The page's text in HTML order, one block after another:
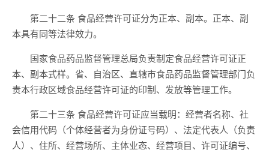
第二十二条 食品经营许可证分为正本、副本。正本、副
本具有同等法律效力。
国家食品药品监督管理总局负责制定食品经营许可证正
本、副本式样。省、自治区、直辖市食品药品监督管理部门负
责本行政区域食品经营许可证的印制、发放等管理工作。
第二十三条 食品经营许可证应当载明：经营者名称、社
会信用代码（个体经营者为身份证号码）、法定代表人（负责
人）、住所、经营场所、主体业态、经营项目、许可证编号、